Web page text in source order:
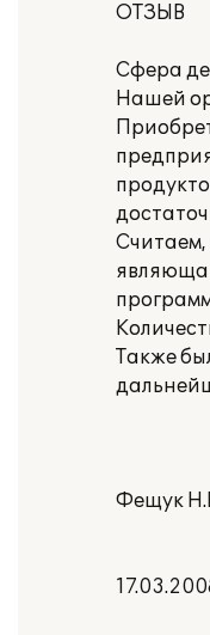
ОТЗЫВ
Сфера
Нашей
Считаем,
Также
Фещук